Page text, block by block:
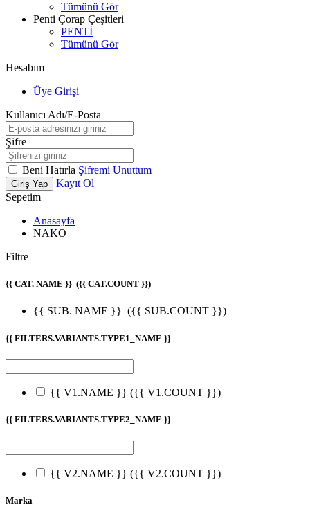
Tümünü Gör
Penti Çorap Çeşitleri
PENTİ
Tümünü Gör
Hesabım
Üye Girişi
Kullanıcı Adı/E-Posta
Şifre
Beni Hatırla Şifremi Unuttum
Giriş Yap
Kayıt Ol
Sepetim
Anasayfa
NAKO
Filtre
{{ CAT. NAME }} ({{ CAT.COUNT }})
{{ SUB. NAME }} ({{ SUB.COUNT }})
{{ FILTERS.VARIANTS.TYPE1_NAME }}
{{ V1.NAME }} ({{ V1.COUNT }})
{{ FILTERS.VARIANTS.TYPE2_NAME }}
{{ V2.NAME }} ({{ V2.COUNT }})
Marka